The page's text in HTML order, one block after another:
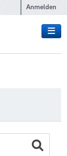
Anmelden